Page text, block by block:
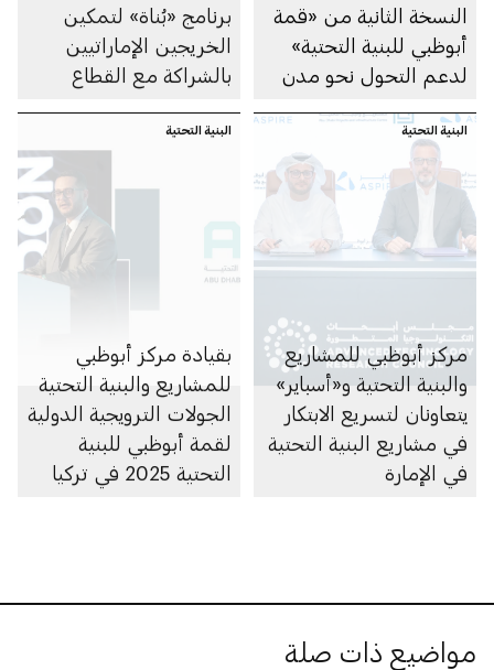
النسخة الثانية من «قمة
أبوظبي للبنية التحتية»
لدعم التحول نحو مدن
برنامج «بُناة» لتمكين
الخريجين الإماراتيين
بالشراكة مع القطاع
البنية التحتية
مركز أبوظبي للمشاريع
والبنية التحتية و«أسباير»
يتعاونان لتسريع الابتكار
في مشاريع البنية التحتية
في الإمارة
البنية التحتية
بقيادة مركز أبوظبي
للمشاريع والبنية التحتية
الجولات الترويجية الدولية
لقمة أبوظبي للبنية
التحتية 2025 في تركيا
مواضيع ذات صلة